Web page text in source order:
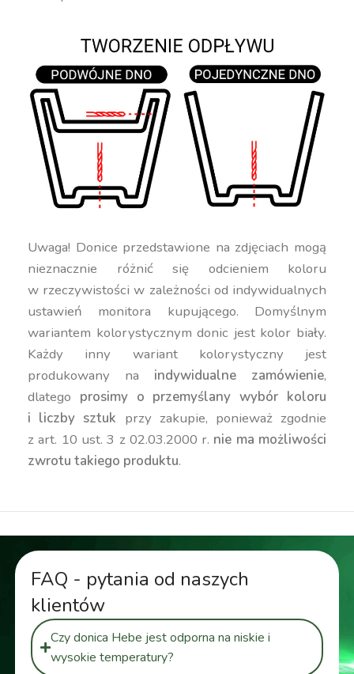
Uwaga! Donice przedstawione na zdjęciach mogą
nieznacznie różnić się odcieniem koloru
w rzeczywistości w zależności od indywidualnych
ustawień monitora kupującego. Domyślnym
wariantem kolorystycznym donic jest kolor biały.
Każdy inny wariant kolorystyczny jest
produkowany na indywidualne zamówienie,
dlatego prosimy o przemyślany wybór koloru
i liczby sztuk przy zakupie, ponieważ zgodnie
z art. 10 ust. 3 z 02.03.2000 r. nie ma możliwości
zwrotu takiego produktu.
FAQ - pytania od naszych
klientów
Czy donica Hebe jest odporna na niskie i
wysokie temperatury?